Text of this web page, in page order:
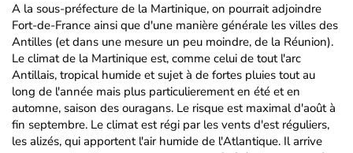
A la sous-préfecture de la Martinique, on pourrait adjoindre
Fort-de-France ainsi que d'une manière générale les villes des
Antilles (et dans une mesure un peu moindre, de la Réunion).
Le climat de la Martinique est, comme celui de tout l'arc
Antillais, tropical humide et sujet à de fortes pluies tout au
long de l'année mais plus particulierement en été et en
automne, saison des ouragans. Le risque est maximal d'août à
fin septembre. Le climat est régi par les vents d'est réguliers,
les alizés, qui apportent l'air humide de l'Atlantique. Il arrive